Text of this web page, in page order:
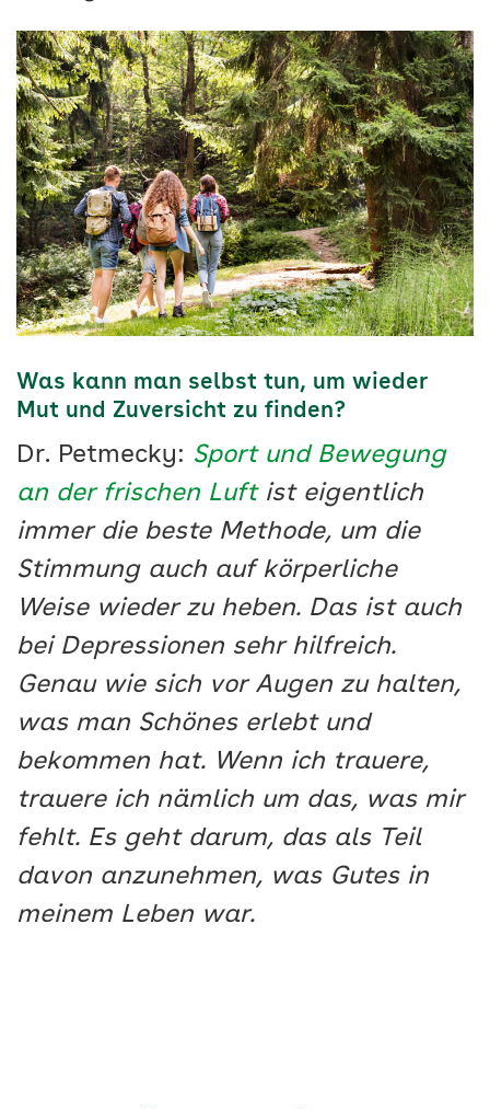
Was kann man selbst tun, um wieder
Mut und Zuversicht zu finden?
Dr. Petmecky: Sport und Bewegung
an der frischen Luftist eigentlich
immer die beste Methode, um die
Stimmung auch auf körperliche
Weise wieder zu heben. Das ist auch
bei Depressionen sehr hilfreich.
Genau wie sich vor Augen zu halten,
was man Schönes erlebt und
bekommen hat. Wenn ich trauere,
trauere ich nämlich um das, was mir
fehlt. Es geht darum, das als Teil
davon anzunehmen, was Gutes in
meinem Leben war.